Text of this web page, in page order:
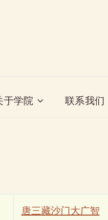
于学院 联系我们
唐三藏沙门大广智